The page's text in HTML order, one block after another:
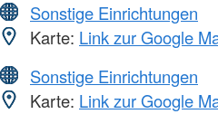
Sonstige Einrichtungen
Karte: Link zur Google
Sonstige Einrichtungen
Karte: Link zur Google